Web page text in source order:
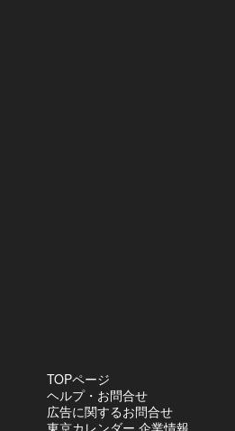
TOPページ
ヘルプ・お問合せ
広告に関するお問合せ